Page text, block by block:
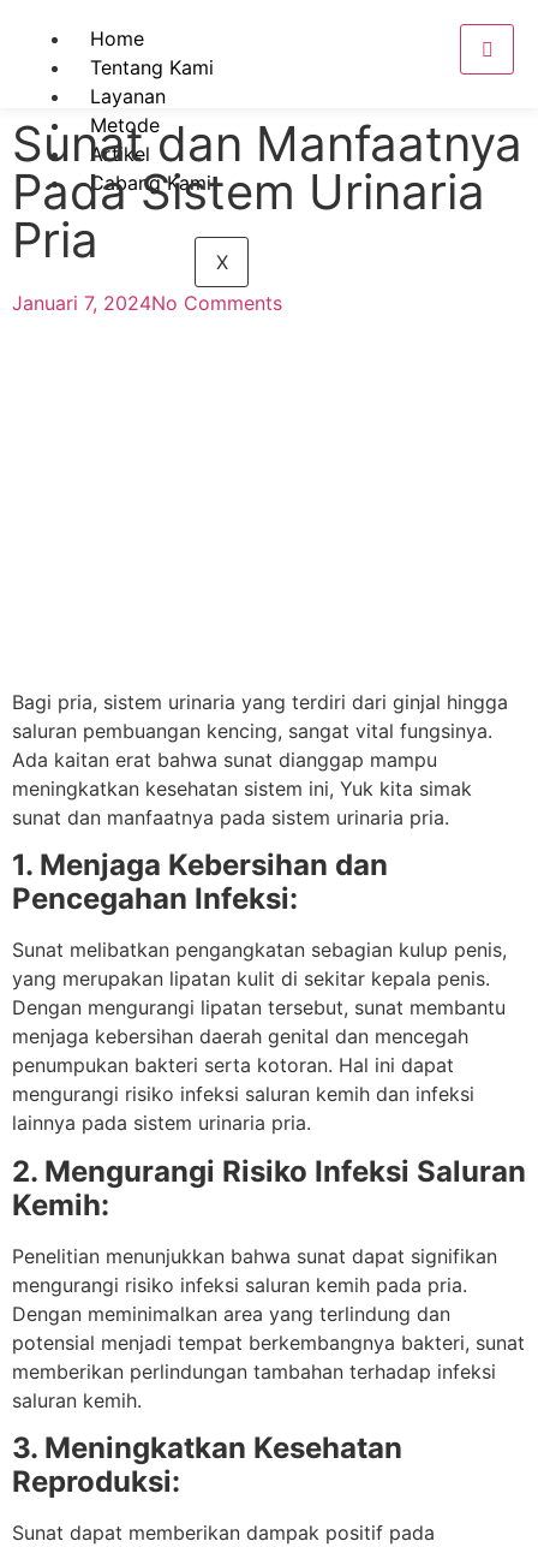
Home
Tentang Kami
Layanan
Metode
Artikel
Cabang Kami
X
Sunat dan Manfaatnya
Pada Sistem Urinaria
Pria
Januari 7, 2024No Comments
Bagi pria, sistem urinaria yang terdiri dari ginjal hingga
saluran pembuangan kencing, sangat vital fungsinya.
Ada kaitan erat bahwa sunat dianggap mampu
meningkatkan kesehatan sistem ini, Yuk kita simak
sunat dan manfaatnya pada sistem urinaria pria.
1. Menjaga Kebersihan dan
Pencegahan Infeksi:
Sunat melibatkan pengangkatan sebagian kulup penis,
yang merupakan lipatan kulit di sekitar kepala penis.
Dengan mengurangi lipatan tersebut, sunat membantu
menjaga kebersihan daerah genital dan mencegah
penumpukan bakteri serta kotoran. Hal ini dapat
mengurangi risiko infeksi saluran kemih dan infeksi
lainnya pada sistem urinaria pria.
2. Mengurangi Risiko Infeksi Saluran
Kemih:
Penelitian menunjukkan bahwa sunat dapat signifikan
mengurangi risiko infeksi saluran kemih pada pria.
Dengan meminimalkan area yang terlindung dan
potensial menjadi tempat berkembangnya bakteri, sunat
memberikan perlindungan tambahan terhadap infeksi
saluran kemih.
3. Meningkatkan Kesehatan
Reproduksi:
Sunat dapat memberikan dampak positif pada